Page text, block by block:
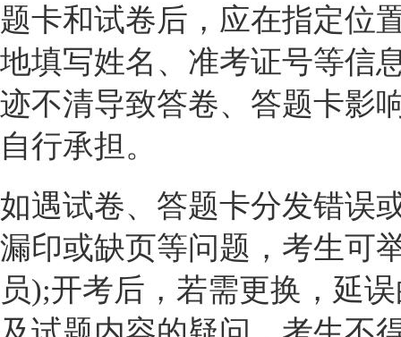
题卡和试卷后，应在指定位
地填写姓名、准考证号等信
迹不清导致答卷、答题卡影
自行承担。
如遇试卷、答题卡分发错误
漏印或缺页等问题，考生可
员);开考后，若需更换，延